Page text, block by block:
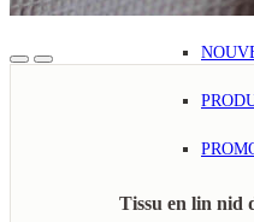
Tissu en lin nid